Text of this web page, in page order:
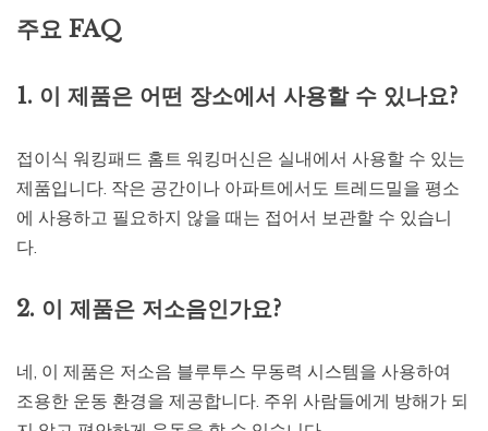
주요 FAQ
1. 이 제품은 어떤 장소에서 사용할 수 있나요?
접이식 워킹패드 홈트 워킹머신은 실내에서 사용할 수 있는
제품입니다. 작은 공간이나 아파트에서도 트레드밀을 평소
에 사용하고 필요하지 않을 때는 접어서 보관할 수 있습니
다.
2. 이 제품은 저소음인가요?
네, 이 제품은 저소음 블루투스 무동력 시스템을 사용하여
조용한 운동 환경을 제공합니다. 주위 사람들에게 방해가 되